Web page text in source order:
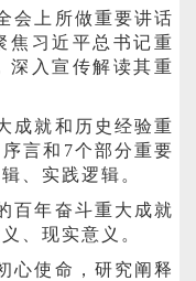
会上所做重要讲话
焦习近平总书记重
深入宣传解读其重
成就和历史经验重
言和7个部分重要
、实践逻辑。
百年奋斗重大成就
、现实意义。
心使命，研究阐释